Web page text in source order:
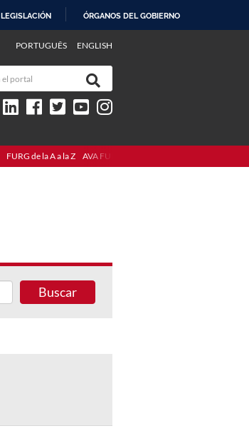
LEGISLACIÓN ÓRGANOS DEL GOBIERNO
PORTUGUÊS ENGLISH
FURG de la A a la Z AVA FURG
Buscar